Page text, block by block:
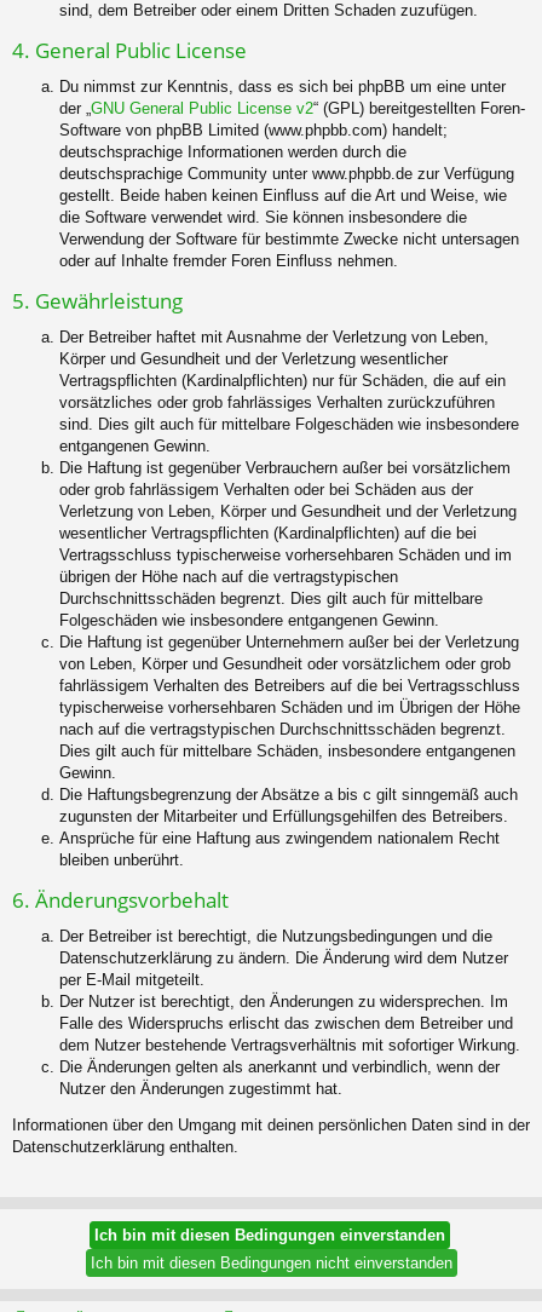
sind, dem Betreiber oder einem Dritten Schaden zuzufügen.
4. General Public License
Du nimmst zur Kenntnis, dass es sich bei phpBB um eine unter
der „GNU General Public License v2“ (GPL) bereitgestellten Foren-
Software von phpBB Limited (www.phpbb.com) handelt;
deutschsprachige Informationen werden durch die
deutschsprachige Community unter www.phpbb.de zur Verfügung
gestellt. Beide haben keinen Einfluss auf die Art und Weise, wie
die Software verwendet wird. Sie können insbesondere die
Verwendung der Software für bestimmte Zwecke nicht untersagen
oder auf Inhalte fremder Foren Einfluss nehmen.
5. Gewährleistung
Der Betreiber haftet mit Ausnahme der Verletzung von Leben,
Körper und Gesundheit und der Verletzung wesentlicher
Vertragspflichten (Kardinalpflichten) nur für Schäden, die auf ein
vorsätzliches oder grob fahrlässiges Verhalten zurückzuführen
sind. Dies gilt auch für mittelbare Folgeschäden wie insbesondere
entgangenen Gewinn.
Die Haftung ist gegenüber Verbrauchern außer bei vorsätzlichem
oder grob fahrlässigem Verhalten oder bei Schäden aus der
Verletzung von Leben, Körper und Gesundheit und der Verletzung
wesentlicher Vertragspflichten (Kardinalpflichten) auf die bei
Vertragsschluss typischerweise vorhersehbaren Schäden und im
übrigen der Höhe nach auf die vertragstypischen
Durchschnittsschäden begrenzt. Dies gilt auch für mittelbare
Folgeschäden wie insbesondere entgangenen Gewinn.
Die Haftung ist gegenüber Unternehmern außer bei der Verletzung
von Leben, Körper und Gesundheit oder vorsätzlichem oder grob
fahrlässigem Verhalten des Betreibers auf die bei Vertragsschluss
typischerweise vorhersehbaren Schäden und im Übrigen der Höhe
nach auf die vertragstypischen Durchschnittsschäden begrenzt.
Dies gilt auch für mittelbare Schäden, insbesondere entgangenen
Gewinn.
Die Haftungsbegrenzung der Absätze a bis c gilt sinngemäß auch
zugunsten der Mitarbeiter und Erfüllungsgehilfen des Betreibers.
Ansprüche für eine Haftung aus zwingendem nationalem Recht
bleiben unberührt.
6. Änderungsvorbehalt
Der Betreiber ist berechtigt, die Nutzungsbedingungen und die
Datenschutzerklärung zu ändern. Die Änderung wird dem Nutzer
per E-Mail mitgeteilt.
Der Nutzer ist berechtigt, den Änderungen zu widersprechen. Im
Falle des Widerspruchs erlischt das zwischen dem Betreiber und
dem Nutzer bestehende Vertragsverhältnis mit sofortiger Wirkung.
Die Änderungen gelten als anerkannt und verbindlich, wenn der
Nutzer den Änderungen zugestimmt hat.
Informationen über den Umgang mit deinen persönlichen Daten sind in der
Datenschutzerklärung enthalten.